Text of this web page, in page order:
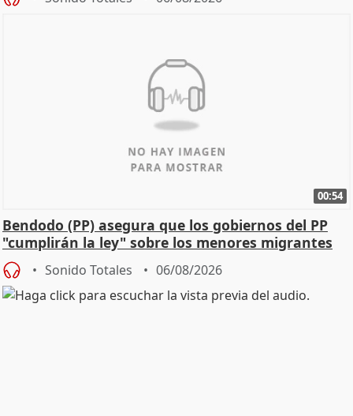
00:54
Bendodo (PP) asegura que los gobiernos del PP
"cumplirán la ley" sobre los menores migrantes
Sonido Totales 06/08/2026